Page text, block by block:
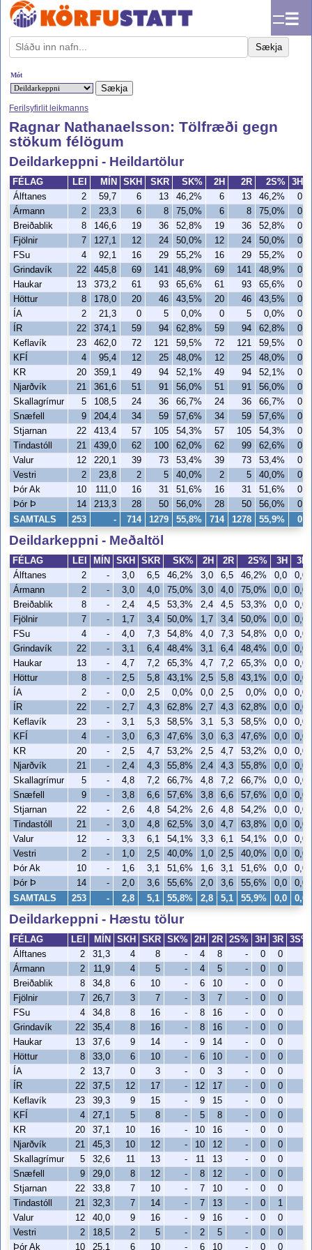
☰
Sækja
Mót
Ferilsyfirlit leikmanns
Ragnar Nathanaelsson: Tölfræði gegn
stökum félögum
Deildarkeppni - Heildartölur
FÉLAG LEI MÍN SKH SKR SK% 2H 2R 2S% 3H
Álftanes
2 59,7 6 13 46,2% 6 13 46,2%
0
Ármann
2 23,3 6 8 75,0% 6 8 75,0%
0
Breiðablik
8 146,6 19 36 52,8% 19 36 52,8%
0
Fjölnir
7 127,1 12 24 50,0% 12 24 50,0%
0
FSu
4 92,1 16 29 55,2% 16 29 55,2%
0
Grindavík
22 445,8 69 141 48,9% 69 141 48,9%
0
Haukar
13 373,2 61 93 65,6% 61 93 65,6%
0
Höttur
8 178,0 20 46 43,5% 20 46 43,5%
0
ÍA
2 21,3 0 5 0,0% 0 5 0,0%
0
ÍR
22 374,1 59 94 62,8% 59 94 62,8%
0
Keflavík
23 462,0 72 121 59,5% 72 121 59,5%
0
KFÍ
4 95,4 12 25 48,0% 12 25 48,0%
0
KR
20 359,1 49 94 52,1% 49 94 52,1%
0
Njarðvík
21 361,6 51 91 56,0% 51 91 56,0%
0
Skallagrímur
5 108,5 24 36 66,7% 24 36 66,7%
0
Snæfell
9 204,4 34 59 57,6% 34 59 57,6%
0
Stjarnan
22 413,4 57 105 54,3% 57 105 54,3%
0
Tindastóll
21 439,0 62 100 62,0% 62 99 62,6%
0
Valur
12 220,1 39 73 53,4% 39 73 53,4%
0
Vestri
2 23,8 2 5 40,0% 2 5 40,0%
0
Þór Ak
10 111,0 16 31 51,6% 16 31 51,6%
0
Þór Þ
14 213,3 28 50 56,0% 28 50 56,0% 0
SAMTALS 253 - 714 1279 55,8% 714 1278 55,9% 0
Deildarkeppni - Meðaltöl
FÉLAG LEI MÍN SKH SKR SK% 2H 2R 2S% 3H
3R
Álftanes
2 - 3,0 6,5 46,2% 3,0 6,5 46,2% 0,0
0,0
Ármann
2 - 3,0 4,0 75,0% 3,0 4,0 75,0% 0,0
0,0
Breiðablik
8 - 2,4 4,5 53,3% 2,4 4,5 53,3% 0,0
0,0
Fjölnir
7 - 1,7 3,4 50,0% 1,7 3,4 50,0% 0,0
0,0
FSu
4 - 4,0 7,3 54,8% 4,0 7,3 54,8% 0,0
0,0
Grindavík
22 - 3,1 6,4 48,4% 3,1 6,4 48,4% 0,0
0,0
Haukar
13 - 4,7 7,2 65,3% 4,7 7,2 65,3% 0,0
0,0
Höttur
8 - 2,5 5,8 43,1% 2,5 5,8 43,1% 0,0
0,0
ÍA
2 - 0,0 2,5 0,0% 0,0 2,5 0,0% 0,0
0,0
ÍR
22 - 2,7 4,3 62,8% 2,7 4,3 62,8% 0,0
0,0
Keflavík
23 - 3,1 5,3 58,5% 3,1 5,3 58,5% 0,0
0,0
KFÍ
4 - 3,0 6,3 47,6% 3,0 6,3 47,6% 0,0
0,0
KR
20 - 2,5 4,7 53,2% 2,5 4,7 53,2% 0,0
0,0
Njarðvík
21 - 2,4 4,3 55,8% 2,4 4,3 55,8% 0,0
0,0
Skallagrímur
5 - 4,8 7,2 66,7% 4,8 7,2 66,7% 0,0
0,0
Snæfell
9 - 3,8 6,6 57,6% 3,8 6,6 57,6% 0,0
0,0
Stjarnan
22 - 2,6 4,8 54,2% 2,6 4,8 54,2% 0,0
0,0
Tindastóll
21 - 3,0 4,8 62,5% 3,0 4,7 63,8% 0,0
0,0
Valur
12 - 3,3 6,1 54,1% 3,3 6,1 54,1% 0,0
0,0
Vestri
2 - 1,0 2,5 40,0% 1,0 2,5 40,0% 0,0
0,0
Þór Ak
10 - 1,6 3,1 51,6% 1,6 3,1 51,6% 0,0
0,0
Þór Þ
14 - 2,0 3,6 55,6% 2,0 3,6 55,6% 0,0 0,0
SAMTALS 253 - 2,8 5,1 55,8% 2,8 5,1 55,9% 0,0 0,0
Deildarkeppni - Hæstu tölur
FÉLAG LEI MÍN SKH SKR SK% 2H 2R 2S% 3H 3R
3S%
Álftanes
2 31,3 4 8 - 4 8 - 0 0
Ármann
2 11,9 4 5 - 4 5 - 0 0
Breiðablik
8 34,8 6 10 - 6 10 - 0 0
Fjölnir
7 26,7 3 7 - 3 7 - 0 0
FSu
4 34,8 8 16 - 8 16 - 0 0
Grindavík
22 35,4 8 16 - 8 16 - 0 0
Haukar
13 37,6 9 14 - 9 14 - 0 0
Höttur
8 33,0 6 10 - 6 10 - 0 0
ÍA
2 13,7 0 3 - 0 3 - 0 0
ÍR
22 37,5 12 17 - 12 17 - 0 0
Keflavík
23 39,3 9 15 - 9 15 - 0 0
KFÍ
4 27,1 5 8 - 5 8 - 0 0
KR
20 37,1 10 16 - 10 16 - 0 0
Njarðvík
21 45,3 10 12 - 10 12 - 0 0
Skallagrímur
5 32,6 11 13 - 11 13 - 0 0
Snæfell
9 29,0 8 12 - 8 12 - 0 0
Stjarnan
22 33,8 7 10 - 7 10 - 0 0
Tindastóll
21 32,3 7 14 - 7 13 - 0 1
Valur
12 40,0 9 16 - 9 16 - 0 0
Vestri
2 18,5 2 5 - 2 5 - 0 0
Þór Ak
10 25,1 6 10 - 6 10 - 0 0